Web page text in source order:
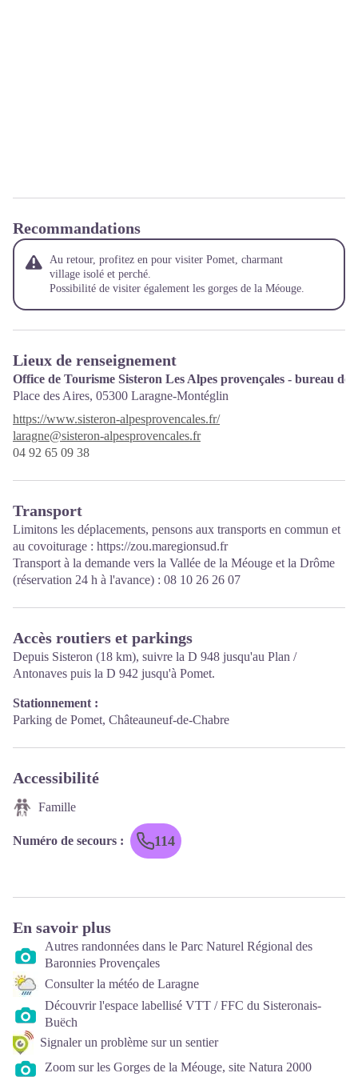
Recommandations
Au retour, profitez en pour visiter Pomet, charmant
village isolé et perché.
Possibilité de visiter également les gorges de la Méouge.
Lieux de renseignement
Office de Tourisme Sisteron Les Alpes provençales - bureau de
Place des Aires, 05300 Laragne-Montéglin
https://www.sisteron-alpesprovencales.fr/
laragne@sisteron-alpesprovencales.fr
04 92 65 09 38
Transport
Limitons les déplacements, pensons aux transports en commun et
au covoiturage : https://zou.maregionsud.fr
Transport à la demande vers la Vallée de la Méouge et la Drôme
(réservation 24 h à l'avance) : 08 10 26 26 07
Accès routiers et parkings
Depuis Sisteron (18 km), suivre la D 948 jusqu'au Plan /
Antonaves puis la D 942 jusqu'à Pomet.
Stationnement :
Parking de Pomet, Châteauneuf-de-Chabre
Accessibilité
Famille
Numéro de secours : 114
En savoir plus
Autres randonnées dans le Parc Naturel Régional des
Baronnies Provençales
Consulter la météo de Laragne
Découvrir l'espace labellisé VTT / FFC du Sisteronais-
Buëch
Signaler un problème sur un sentier
Zoom sur les Gorges de la Méouge, site Natura 2000